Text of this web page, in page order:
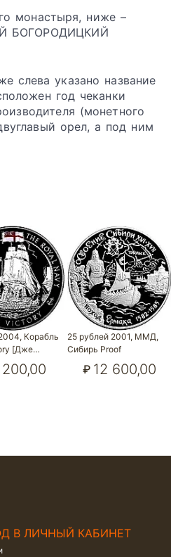
монастыря, ниже –
БОГОРОДИЦКИЙ
слева указано название
год чеканки
(монетного
орел, а под ним
Корабль
[Дже…
25 рублей 2001, ММД,
Сибирь Proof
₽ 12 600,00
В ЛИЧНЫЙ КАБИНЕТ